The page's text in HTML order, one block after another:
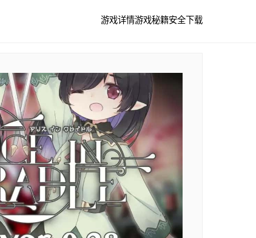
游戏详情游戏秘籍安全下载